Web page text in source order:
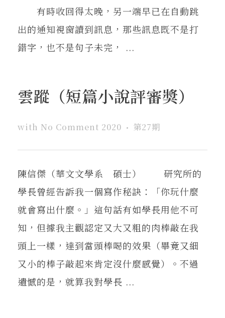
有時收回得太晚，另一端早已在自動跳
出的通知視窗讀到訊息，那些訊息既不是打
錯字，也不是句子未完， ...
雲蹤（短篇小說評審獎）
with No Comment 2020 第27期
陳信傑（華文文學系 碩士） 研究所的
學長曾經告訴我一個寫作秘訣：「你玩什麼
就會寫出什麼。」這句話有如學長用他不可
知，但據我主觀認定又大又粗的肉棒敲在我
頭上一樣，達到當頭棒喝的效果（畢竟又細
又小的棒子敲起來肯定沒什麼感覺）。不過
遺憾的是，就算我對學長 ...